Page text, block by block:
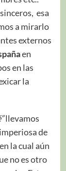
esa
a mirarlo
externos
en
en las
la
llevamos
de
la cual aún
no es otro